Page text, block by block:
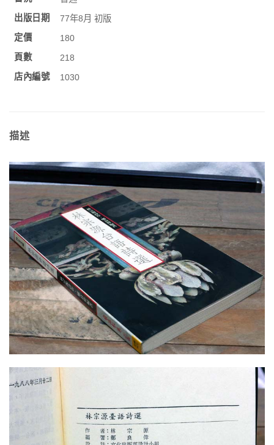
出版日期
77年8月 初版
定價
180
頁數
218
店內編號
1030
描述